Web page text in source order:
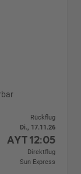
Rückflug
Di., 17.11.26
AYT12:05
Direktflug
Sun Express